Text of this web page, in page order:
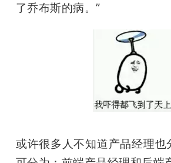
了乔布斯的病。”
或许很多人不知道产品经理也